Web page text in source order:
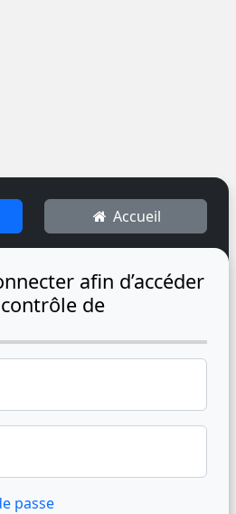
Accueil
afin d’accéder
de
passe